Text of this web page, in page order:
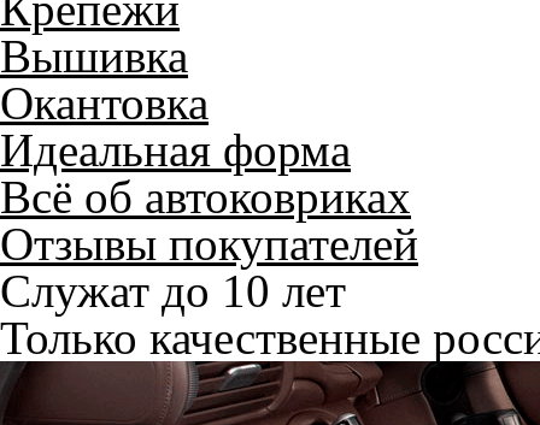
Вышивка
Окантовка
Идеальная форма
Всё об автоковриках
Отзывы покупателей
Служат до 10 лет
Только качественные